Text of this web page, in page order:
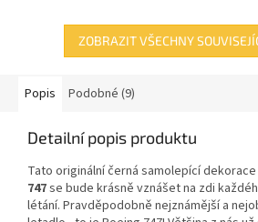
ZOBRAZIT VŠECHNY
Popis Podobné (9)
Detailní popis produktu
Tato originální černá samolepící dekorace
747se bude krásně vznášet na zdi
létání. Pravděpodobně nejznámější a